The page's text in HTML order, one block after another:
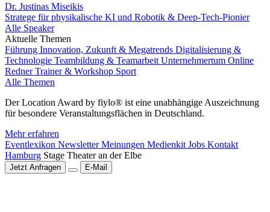
Dr. Justinas Miseikis
Stratege für physikalische KI und Robotik & Deep-Tech-Pionier
Alle Speaker
Aktuelle Themen
Führung Innovation, Zukunft & Megatrends Digitalisierung &
Technologie Teambildung & Teamarbeit Unternehmertum Online
RednerTrainer & Workshop Sport
Alle Themen
Der Location Award by fiylo® ist eine unabhängige Auszeichnung
für besondere Veranstaltungsflächen in Deutschland.
Mehr erfahren
Eventlexikon NewsletterMeinungen Medienkit Jobs Kontakt
Hamburg Stage Theater an der Elbe
Jetzt Anfragen E-Mail